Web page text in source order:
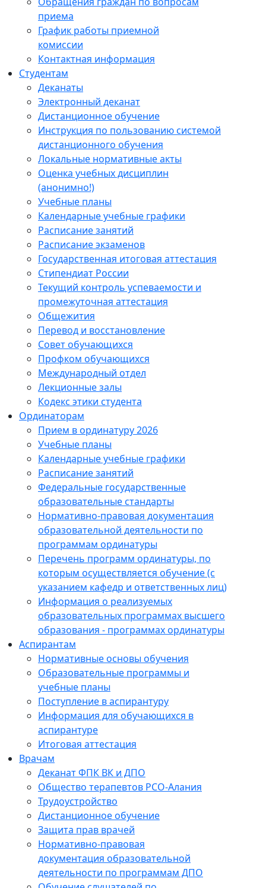
приема
График работы приемной
комиссии
Контактная информация
Студентам
Деканаты
Электронный деканат
Дистанционное обучение
Инструкция по пользованию системой
дистанционного обучения
Локальные нормативные акты
Оценка учебных дисциплин
(анонимно!)
Учебные планы
Календарные учебные графики
Расписание занятий
Расписание экзаменов
Государственная итоговая аттестация
Стипендиат России
Текущий контроль успеваемости и
промежуточная аттестация
Общежития
Перевод и восстановление
Совет обучающихся
Профком обучающихся
Международный отдел
Лекционные залы
Кодекс этики студента
Ординаторам
Прием в ординатуру 2026
Учебные планы
Календарные учебные графики
Расписание занятий
Федеральные государственные
образовательные стандарты
Нормативно-правовая документация
образовательной деятельности по
программам ординатуры
Перечень программ ординатуры, по
которым осуществляется обучение (с
указанием кафедр и ответственных лиц)
Информация о реализуемых
образовательных программах высшего
образования - программах ординатуры
Аспирантам
Нормативные основы обучения
Образовательные программы и
учебные планы
Поступление в аспирантуру
Информация для обучающихся в
аспирантуре
Итоговая аттестация
Врачам
Деканат ФПК ВК и ДПО
Общество терапевтов РСО-Алания
Трудоустройство
Дистанционное обучение
Защита прав врачей
Нормативно-правовая
документация образовательной
деятельности по программам ДПО